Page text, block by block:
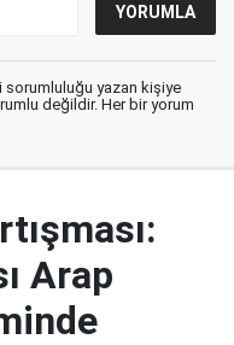
sorumluluğu yazan kişiye
değildir. Her bir yorum
Arap